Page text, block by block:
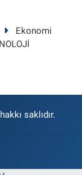
Ekonomi
saklıdır.